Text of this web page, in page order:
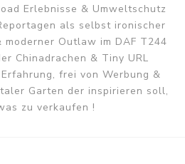
Erlebnisse & Umweltschutz
als selbst ironischer
Outlaw im DAF T244
Chinadrachen & Tiny URL
frei von Werbung &
Garten der inspirieren soll,
zu verkaufen !